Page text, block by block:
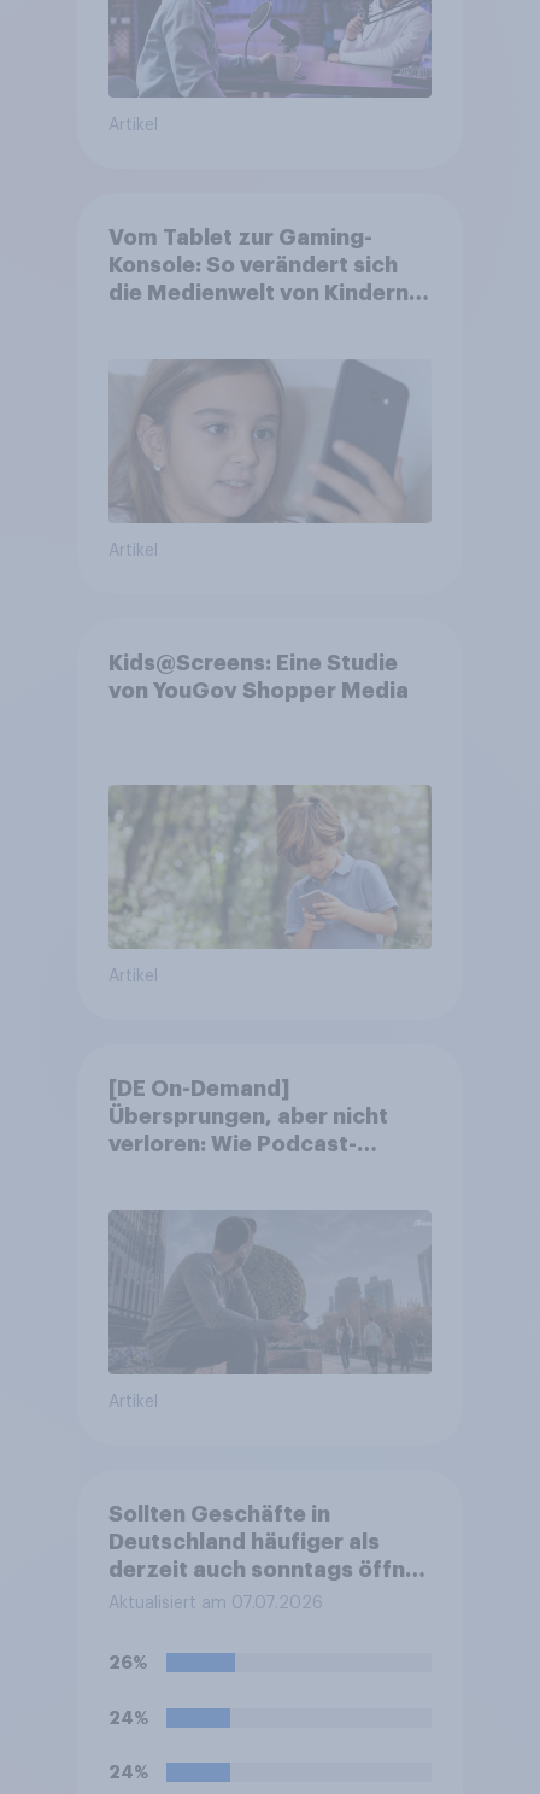
Artikel
Vom Tablet zur Gaming-
Konsole: So verändert sich
die Medienwelt von Kindern
Artikel
Kids@Screens: Eine Studie
von YouGov Shopper Media
Artikel
[DE On-Demand]
Übersprungen, aber nicht
verloren: Wie Podcast-
Artikel
Sollten Geschäfte in
Deutschland häufiger als
derzeit auch sonntags öffnen
dürfen?
Aktualisiert am 07.07.2026
26%
24%
24%